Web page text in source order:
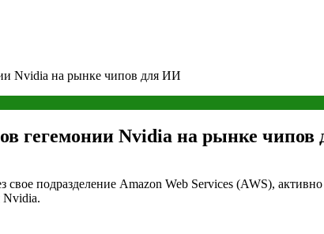
Nvidia на рынке чипов для ИИ
гегемонии Nvidia на рынке
подразделение Amazon Web Services (AWS),
Nvidia.